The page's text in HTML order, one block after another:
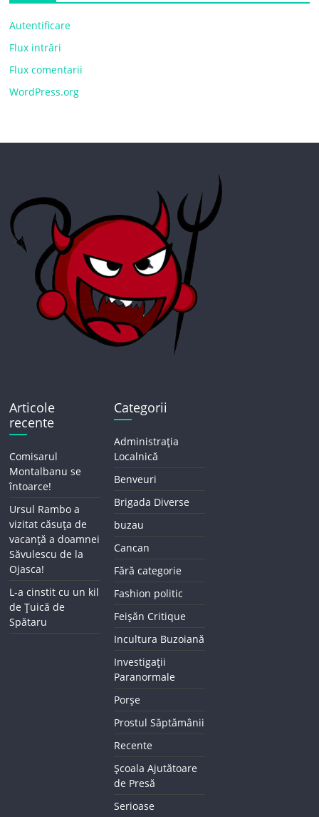
Autentificare
Flux intrări
Flux comentarii
WordPress.org
Articole
recente
Comisarul
Montalbanu se
întoarce!
Ursul Rambo a
vizitat căsuța de
vacanță a doamnei
Săvulescu de la
Ojasca!
L-a cinstit cu un kil
de Țuică de
Spătaru
Categorii
Administrația
Localnică
Benveuri
Brigada Diverse
buzau
Cancan
Fără categorie
Fashion politic
Feișăn Critique
Incultura Buzoiană
Investigații
Paranormale
Porșe
Prostul Săptămânii
Recente
Școala Ajutătoare
de Presă
Serioase